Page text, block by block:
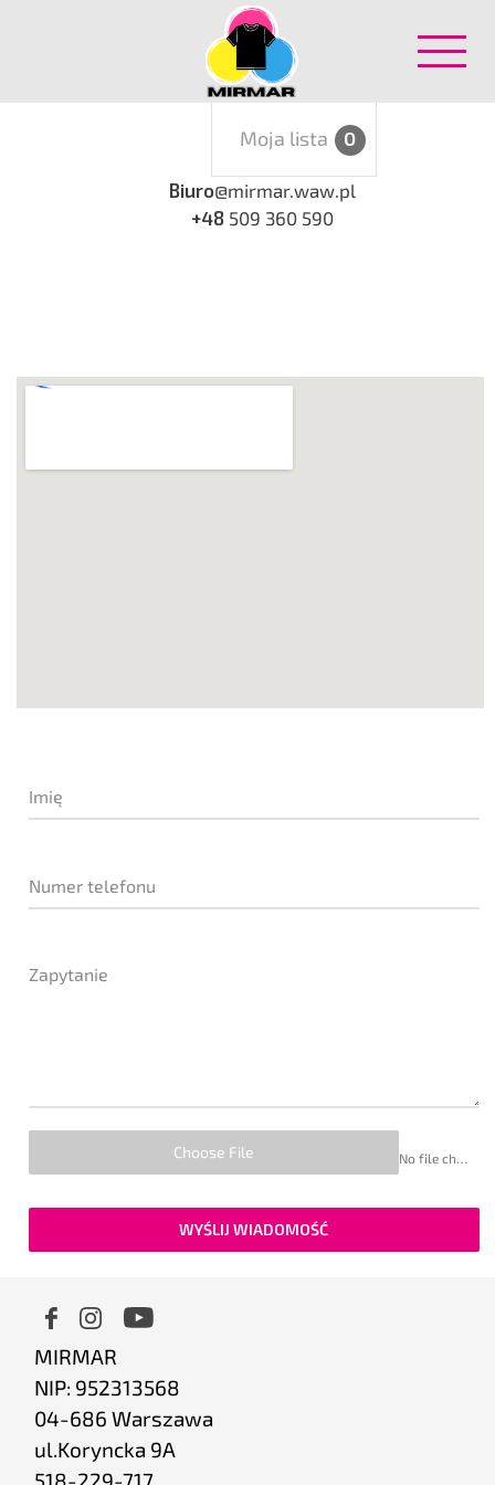
Biuro@mirmar.waw.pl
+48 509 360 590
Moja lista 0
navigation
Imię
Numer telefonu
Zapytanie
Choose File No file chosen
WYŚLIJ WIADOMOŚĆ
MIRMAR
NIP: 952313568
04-686 Warszawa
ul.Koryncka 9A